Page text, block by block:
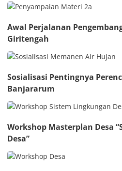
Awal Perjalanan
Giritengah
Sosialisasi Pentingnya
Banjararum
Workshop Masterplan Desa
Desa”